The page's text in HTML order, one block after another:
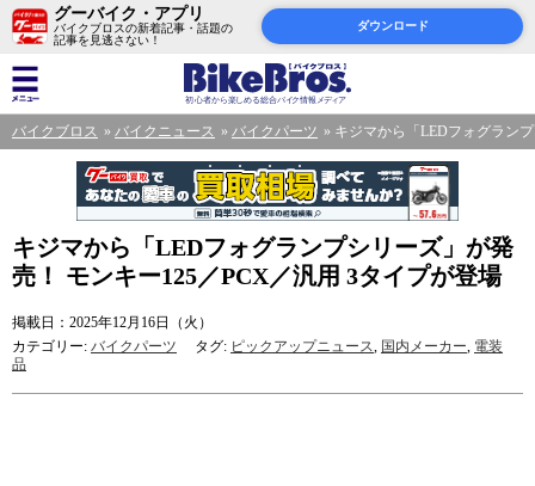
グーバイク・アプリ
バイクブロスの新着記事・話題の
記事を見逃さない！
ダウンロード
バイクブロス バイクニュース バイクパーツ キジマから「LEDフォグラン
キジマから「LEDフォグランプシリーズ」が発
売！ モンキー125／PCX／汎用 3タイプが登場
掲載日：2025年12月16日（火）
カテゴリー: バイクパーツ タグ: ピックアップニュース, 国内メーカー, 電装
品